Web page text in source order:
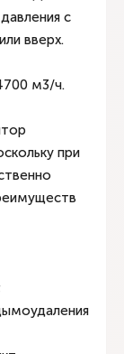
с
вверх.
м3/ч.
при